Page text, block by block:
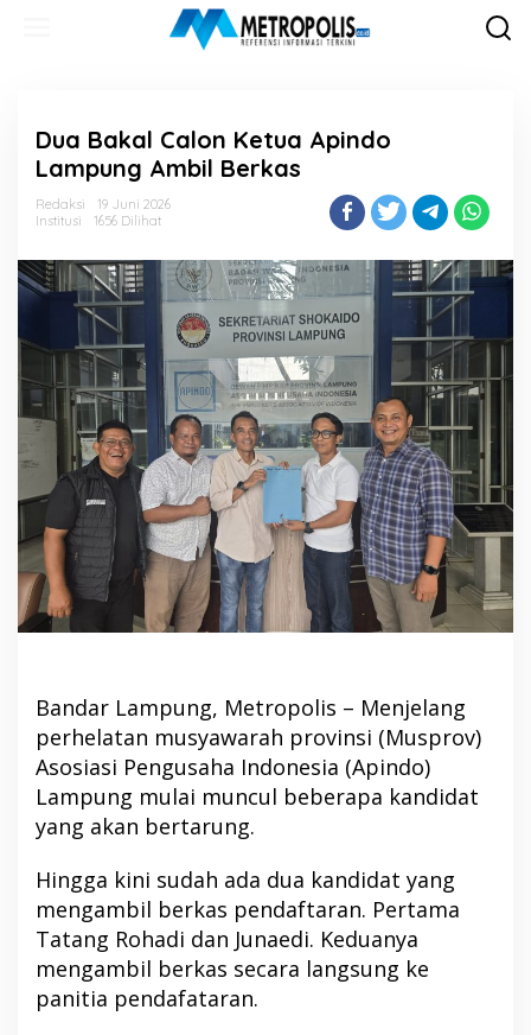
Dua Bakal Calon Ketua Apindo
Lampung Ambil Berkas
Redaksi
19 Juni 2026
Institusi
1656 Dilihat
Bandar Lampung, Metropolis – Menjelang
perhelatan musyawarah provinsi (Musprov)
Asosiasi Pengusaha Indonesia (Apindo)
Lampung mulai muncul beberapa kandidat
yang akan bertarung.
Hingga kini sudah ada dua kandidat yang
mengambil berkas pendaftaran. Pertama
Tatang Rohadi dan Junaedi. Keduanya
mengambil berkas secara langsung ke
panitia pendafataran.